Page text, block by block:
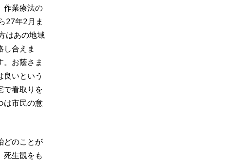
作業療法の
27年2月ま
はあの地域
合えま
お蔭さま
いという
で看取りを
は市民の意
どのことが
死生観をも